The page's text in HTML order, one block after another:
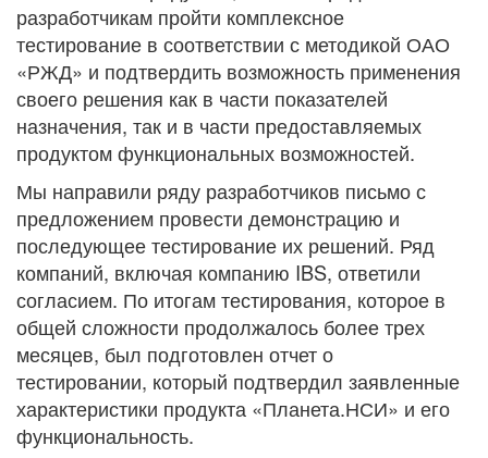
разработчикам пройти комплексное
тестирование в соответствии с методикой ОАО
«РЖД» и подтвердить возможность применения
своего решения как в части показателей
назначения, так и в части предоставляемых
продуктом функциональных возможностей.
Мы направили ряду разработчиков письмо с
предложением провести демонстрацию и
последующее тестирование их решений. Ряд
компаний, включая компанию IBS, ответили
согласием. По итогам тестирования, которое в
общей сложности продолжалось более трех
месяцев, был подготовлен отчет о
тестировании, который подтвердил заявленные
характеристики продукта «Планета.НСИ» и его
функциональность.